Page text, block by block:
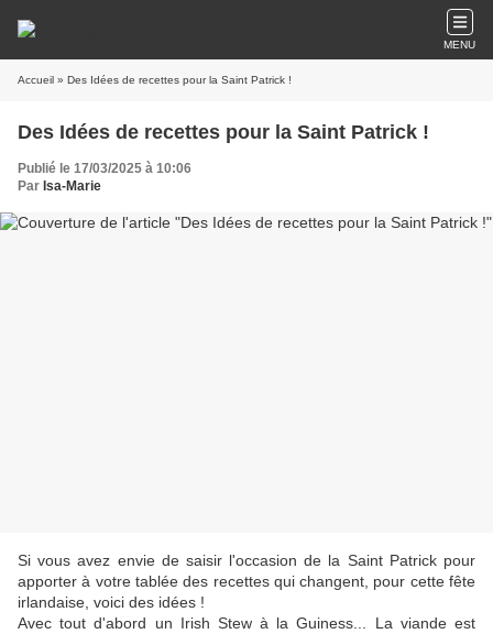
MENU
Accueil » Des Idées de recettes pour la Saint Patrick !
Des Idées de recettes pour la Saint Patrick !
Publié le 17/03/2025 à 10:06
Par Isa-Marie
Si vous avez envie de saisir l'occasion de la Saint Patrick pour
apporter à votre tablée des recettes qui changent, pour cette fête
irlandaise, voici des idées !
Avec tout d'abord un Irish Stew à la Guiness... La viande est